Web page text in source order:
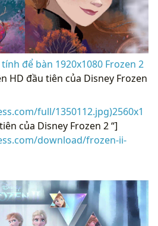
để bàn 1920x1080 Frozen 2
HD đầu tiên của Disney Frozen
full/1350112.jpg)2560x1
của Disney Frozen 2 “]
download/frozen-ii-